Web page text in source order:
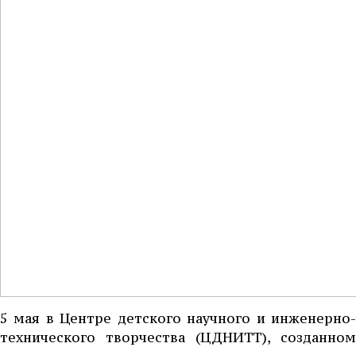
5 мая в Центре детского научного и инженерно-
технического творчества (ЦДНИТТ), созданном